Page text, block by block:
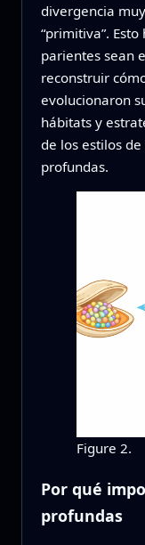
divergencia
“primitiva”.
parientes sean
reconstruir
evolucionaron
hábitats y
de los estilos
profundas.
Figure 2.
Por qué
profundas